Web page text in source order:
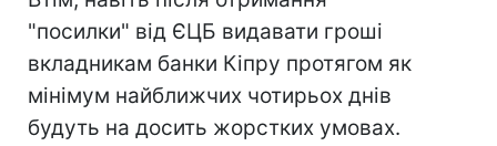
"посилки" від ЄЦБ видавати гроші
вкладникам банки Кіпру протягом як
мінімум найближчих чотирьох днів
будуть на досить жорстких умовах.